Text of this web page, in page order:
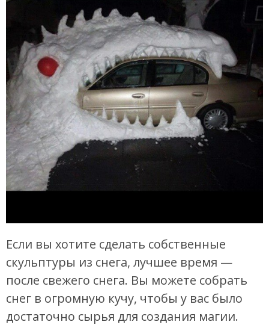
Если вы хотите сделать собственные
скульптуры из снега, лучшее время —
после свежего снега. Вы можете собрать
снег в огромную кучу, чтобы у вас было
достаточно сырья для создания магии.